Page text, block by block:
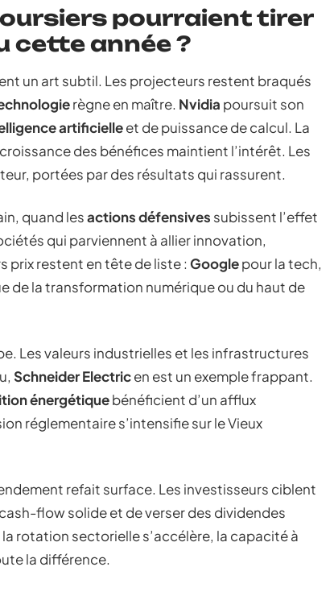
pourraient tirer
cette année ?
un art subtil. Les projecteurs restent braqués
règne en maître. Nvidia poursuit son
artificielleet de puissance de calcul. La
des bénéfices maintient l’intérêt. Les
portées par des résultats qui rassurent.
quand lesactions défensives subissent l’effet
qui parviennent à allier innovation,
prix restent en tête de liste : Googlepour la tech,
de la transformation numérique ou du haut de
Les valeurs industrielles et les infrastructures
Schneider Electricen est un exemple frappant.
énergétiquebénéficient d’un afflux
réglementaire s’intensifie sur le Vieux
refait surface. Les investisseurs ciblent
flow solide et de verser des dividendes
rotation sectorielle s’accélère, la capacité à
la différence.